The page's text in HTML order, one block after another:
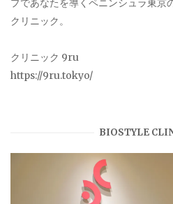
プであなたを導くペニンシュラ東京
クリニック。
クリニック 9ru
https://9ru.tokyo/
BIOSTYLE